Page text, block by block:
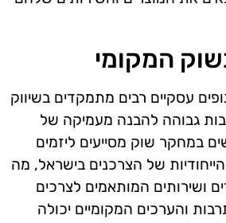
המקומי
עסקיים רבים מתמקדים בשיווק
גבוהה להבנה מעמיקה של
במחקר שוק מסייעים ליזמים
של הצרכנים בישראל, מה
ושירותים המותאמים לצרכים
והערכים המקומיים יכולה